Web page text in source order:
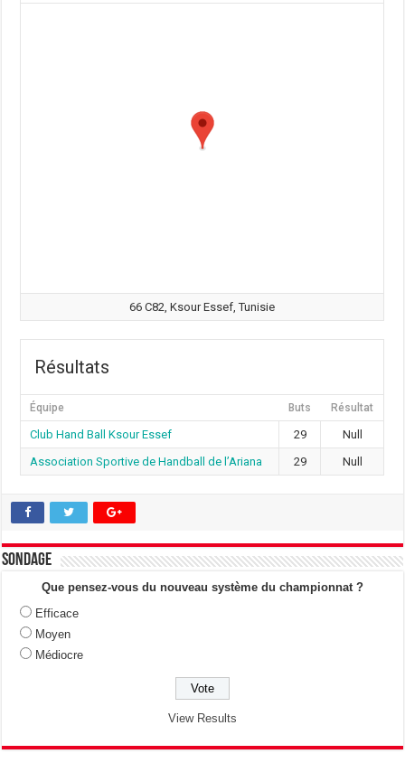
66 C82, Ksour Essef, Tunisie
Résultats
Équipe Buts Résultat
Club Hand Ball Ksour Essef 29
Null
Association Sportive de Handball de l’Ariana
29 Null
Sondage
Que pensez-vous du nouveau système du championnat ?
Efficace
Moyen
Médiocre
View Results